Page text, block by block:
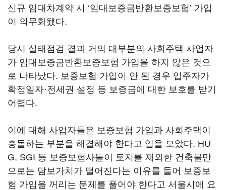
신규 임대차계약 시 ‘임대보증금반환보증보험’ 가입
이 의무화됐다.
당시 실태점검 결과 거의 대부분의 사회주택 사업자
가 임대보증금반환보증보험 가입을 하지 않은 것으
로 나타났다. 보증보험 가입이 안 된 경우 입주자가
확정일자·전세권 설정 등 보증금에 대한 보호를 받기
어렵다.
이에 대해 사업자들은 보증보험 가입과 사회주택이
충돌하는 부분을 해결해야 한다고 입을 모았다. HU
G, SGI 등 보증보험사들이 토지를 제외한 건축물만
으로는 담보가치가 떨어진다는 이유를 들어 보증보
험 가입을 꺼리는 문제를 풀어야 한다고 서울시에 요